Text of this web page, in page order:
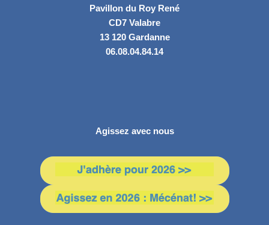
Pavillon du Roy René
CD7 Valabre
13 120 Gardanne
06.08.04.84.14
Agissez avec nous